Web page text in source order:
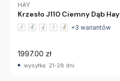
HAY
Krzesło J110 Ciemny Dąb Hay
+3 wariantów
1997.00 zł
wysyłka: 21-28 dni